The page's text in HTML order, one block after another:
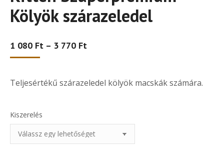
Kölyök szárazeledel
1 080 Ft – 3 770 Ft
3
Teljesértékű szárazeledel kölyök macskák számára.
Kiszerelés